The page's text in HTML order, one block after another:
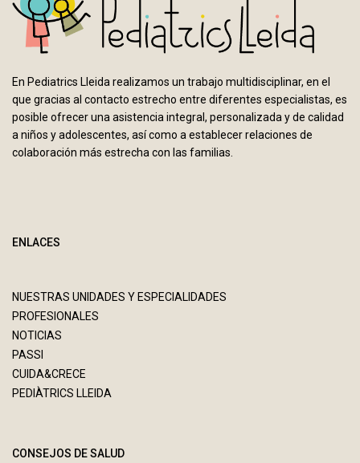
En Pediatrics Lleida realizamos un trabajo multidisciplinar, en el
que gracias al contacto estrecho entre diferentes especialistas, es
posible ofrecer una asistencia integral, personalizada y de calidad
a niños y adolescentes, así como a establecer relaciones de
colaboración más estrecha con las familias.
ENLACES
NUESTRAS UNIDADES Y ESPECIALIDADES
PROFESIONALES
NOTICIAS
PASSI
CUIDA&CRECE
PEDIÀTRICS LLEIDA
CONSEJOS DE SALUD